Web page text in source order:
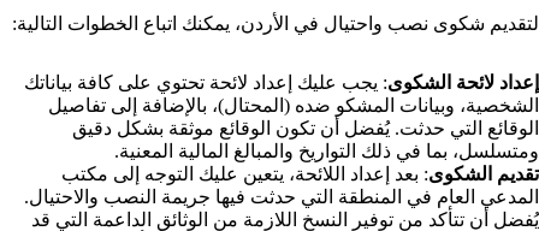
لتقديم شكوى نصب واحتيال في الأردن، يمكنك اتباع الخطوات التالية:
إعداد لائحة الشكوى: يجب عليك إعداد لائحة تحتوي على كافة بياناتك
الشخصية، وبيانات المشكو ضده (المحتال)، بالإضافة إلى تفاصيل
الوقائع التي حدثت. يُفضل أن تكون الوقائع موثقة بشكل دقيق
ومتسلسل، بما في ذلك التواريخ والمبالغ المالية المعنية.
تقديم الشكوى: بعد إعداد اللائحة، يتعين عليك التوجه إلى مكتب
المدعي العام في المنطقة التي حدثت فيها جريمة النصب والاحتيال.
يُفضل أن تتأكد من توفير النسخ اللازمة من الوثائق الداعمة التي قد